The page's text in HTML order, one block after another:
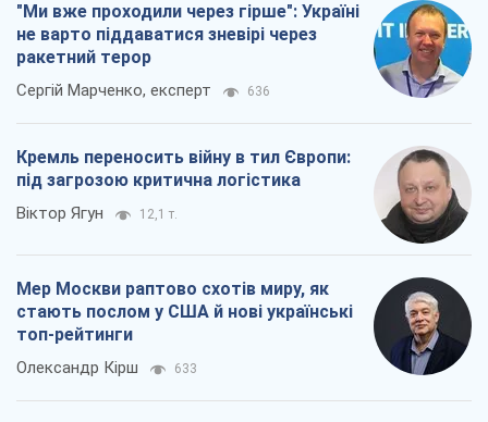
"Ми вже проходили через гірше": Україні
не варто піддаватися зневірі через
ракетний терор
Сергій Марченко, експерт 636
Кремль переносить війну в тил Європи:
під загрозою критична логістика
Віктор Ягун 12,1 т.
Мер Москви раптово схотів миру, як
стають послом у США й нові українські
топ-рейтинги
Олександр Кірш 633